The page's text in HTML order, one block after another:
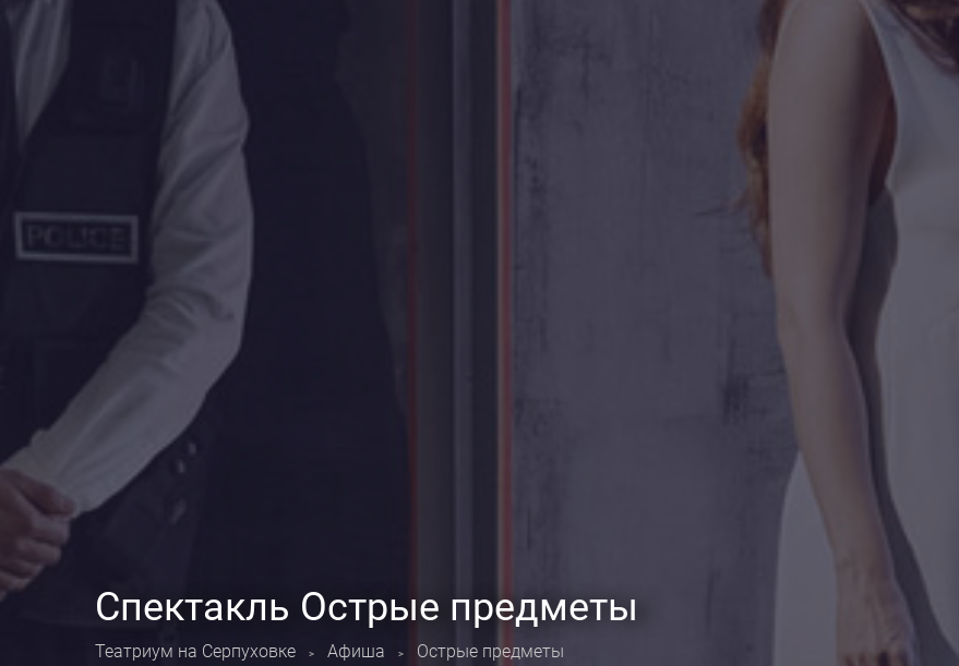
Спектакль Острые предметы
Театриум на Серпуховке > Афиша > Острые предметы